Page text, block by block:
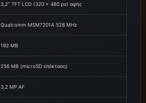
3,2″ TFT LCD (320 × 480 px) αφής
Qualcomm MSM7201A 528 MHz
192 MB
256 MB (microSD επέκταση)
3,2 MP AF